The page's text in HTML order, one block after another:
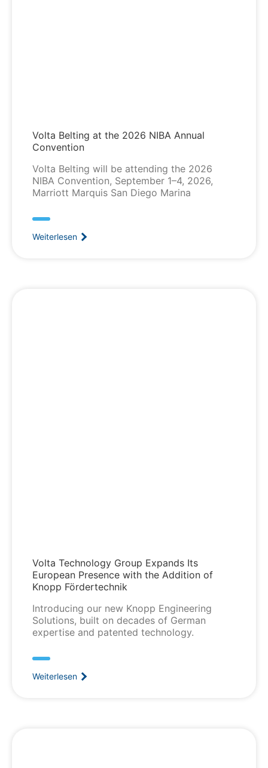
Volta Belting at the 2026 NIBA Annual
Convention
Volta Belting will be attending the 2026
NIBA Convention, September 1–4, 2026,
Marriott Marquis San Diego Marina
Weiterlesen
Volta Technology Group Expands Its
European Presence with the Addition of
Knopp Fördertechnik
Introducing our new Knopp Engineering
Solutions, built on decades of German
expertise and patented technology.
Weiterlesen